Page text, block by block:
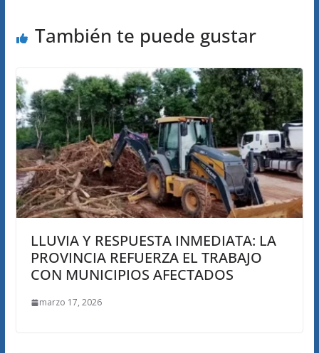
También te puede gustar
LLUVIA Y RESPUESTA INMEDIATA: LA
PROVINCIA REFUERZA EL TRABAJO
CON MUNICIPIOS AFECTADOS
marzo 17, 2026